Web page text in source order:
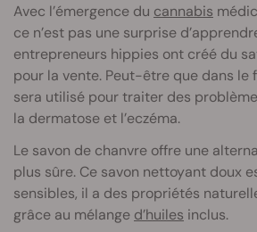
Avec l’émergence du cannabis
ce n’est pas une surprise
entrepreneurs hippies ont créé du
pour la vente. Peut-être que dans le
sera utilisé pour traiter des
la dermatose et l’eczéma.
Le savon de chanvre offre une
plus sûre. Ce savon nettoyant doux
sensibles, il a des propriétés
grâce au mélange d’huiles inclus.